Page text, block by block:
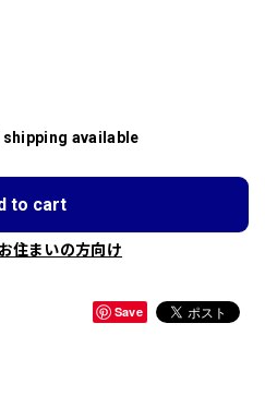
shipping available
to cart
住まいの方向け
Save